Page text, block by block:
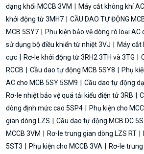
dạng khối MCCB 3VM
Máy cắt không khí
khởi động từ 3MH7
CẦU DAO TỰ ĐỘNG
MCB 5SY7
Phụ kiện bảo vệ dòng rò loại AC
sử dụng bộ điều khiển từ nhiệt 3VJ
Máy cắt
cực
Rơ-le khởi động từ 3RH2 3TH và 3TG
RCCB
Cầu dao tự động MCB 5SY8
Phụ
AC cho MCB 5SY 5SM9
Cầu dao tự động
Rơ-le nhiệt bảo vệ quá tải kiểu điện tử 3RB
dòng định mức cao 5SP4
Phụ kiện cho
gian dòng LZS
Cầu dao tự động MCB DC
MCCB 3VM
Rơ-le trung gian dòng LZS RT
5ST3
Phụ kiện cho MCCB 3VA Rơ-le